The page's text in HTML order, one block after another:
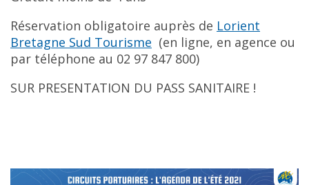
Réservation obligatoire auprès de Lorient
Bretagne Sud Tourisme (en ligne, en agence ou
par téléphone au 02 97 847 800)
SUR PRESENTATION DU PASS SANITAIRE !